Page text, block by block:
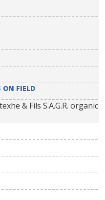
ON FIELD
& Fils S.A.G.R. organic